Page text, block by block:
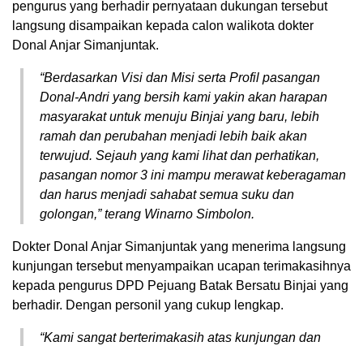
pengurus yang berhadir pernyataan dukungan tersebut
langsung disampaikan kepada calon walikota dokter
Donal Anjar Simanjuntak.
“Berdasarkan Visi dan Misi serta Profil pasangan
Donal-Andri yang bersih kami yakin akan harapan
masyarakat untuk menuju Binjai yang baru, lebih
ramah dan perubahan menjadi lebih baik akan
terwujud. Sejauh yang kami lihat dan perhatikan,
pasangan nomor 3 ini mampu merawat keberagaman
dan harus menjadi sahabat semua suku dan
golongan,” terang Winarno Simbolon.
Dokter Donal Anjar Simanjuntak yang menerima langsung
kunjungan tersebut menyampaikan ucapan terimakasihnya
kepada pengurus DPD Pejuang Batak Bersatu Binjai yang
berhadir. Dengan personil yang cukup lengkap.
“Kami sangat berterimakasih atas kunjungan dan